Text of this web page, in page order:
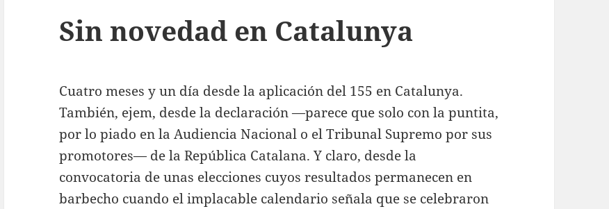
Sin novedad en Catalunya
Cuatro meses y un día desde la aplicación del 155 en Catalunya.
También, ejem, desde la declaración —parece que solo con la puntita,
por lo piado en la Audiencia Nacional o el Tribunal Supremo por sus
promotores— de la República Catalana. Y claro, desde la
convocatoria de unas elecciones cuyos resultados permanecen en
barbecho cuando el implacable calendario señala que se celebraron